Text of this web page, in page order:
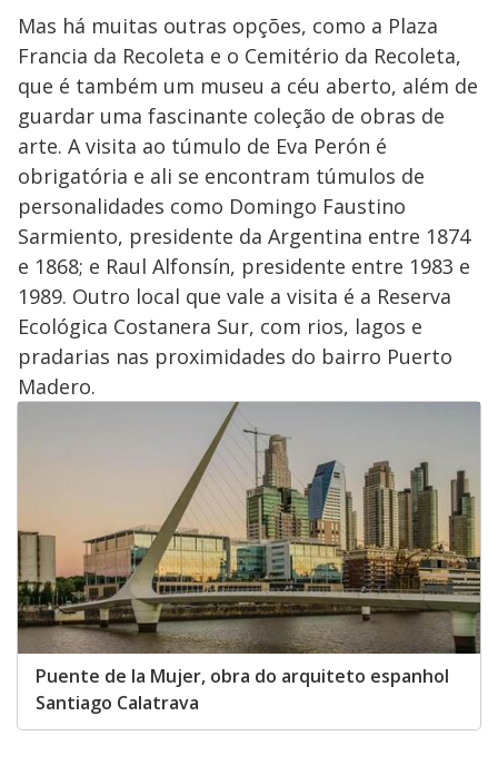
Mas há muitas outras opções, como a Plaza
Francia da Recoleta e o Cemitério da Recoleta,
que é também um museu a céu aberto, além de
guardar uma fascinante coleção de obras de
arte. A visita ao túmulo de Eva Perón é
obrigatória e ali se encontram túmulos de
personalidades como Domingo Faustino
Sarmiento, presidente da Argentina entre 1874
e 1868; e Raul Alfonsín, presidente entre 1983 e
1989. Outro local que vale a visita é a Reserva
Ecológica Costanera Sur, com rios, lagos e
pradarias nas proximidades do bairro Puerto
Madero.
Puente de la Mujer, obra do arquiteto espanhol
Santiago Calatrava